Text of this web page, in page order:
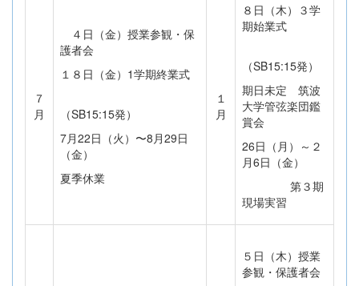
７
月
４日（金）授業参観・保
護者会
１８日（金）1学期終業式
（SB15:15発）
7月22日（火）〜8月29日
（金）
夏季休業
１
月
８日（木）３学
期始業式
（SB15:15発）
期日未定 筑波
大学管弦楽団鑑
賞会
26日（月）～２
月6日（金）
第３期
現場実習
５日（木）授業
参観・保護者会